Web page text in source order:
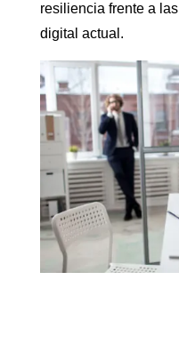
resiliencia frente a
digital actual.